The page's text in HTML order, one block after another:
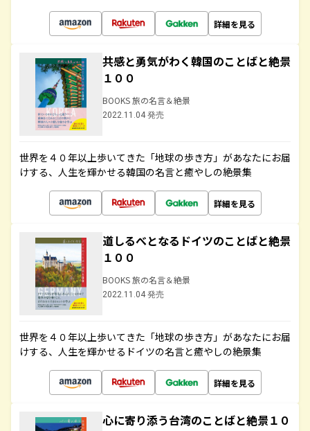
詳細を見る
共感と勇気がわく韓国のことばと絶景
１００
BOOKS 旅の名言＆絶景
2022.11.04 発売
世界を４０年以上歩いてきた「地球の歩き方」があなたにお届
けする、人生を輝かせる韓国の名言と癒やしの絶景集
詳細を見る
道しるべとなるドイツのことばと絶景
１００
BOOKS 旅の名言＆絶景
2022.11.04 発売
世界を４０年以上歩いてきた「地球の歩き方」があなたにお届
けする、人生を輝かせるドイツの名言と癒やしの絶景集
詳細を見る
心に寄り添う台湾のことばと絶景１０